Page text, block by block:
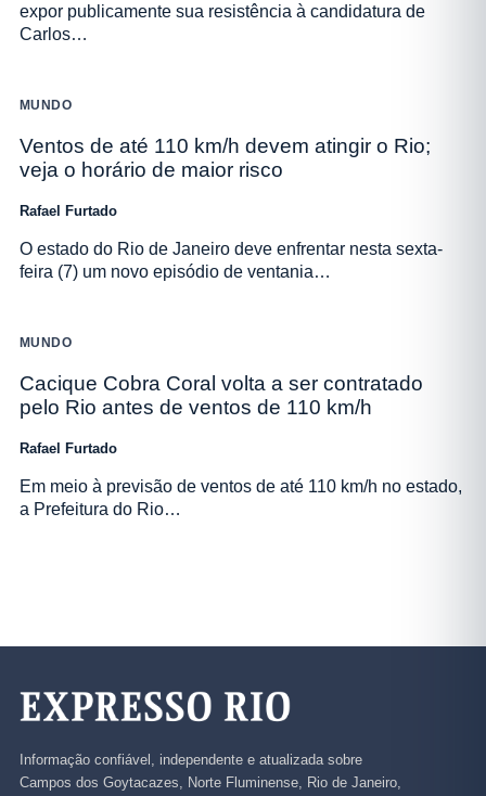
expor publicamente sua resistência à candidatura de
Carlos…
MUNDO
Ventos de até 110 km/h devem atingir o Rio;
veja o horário de maior risco
Rafael Furtado
O estado do Rio de Janeiro deve enfrentar nesta sexta-
feira (7) um novo episódio de ventania…
MUNDO
Cacique Cobra Coral volta a ser contratado
pelo Rio antes de ventos de 110 km/h
Rafael Furtado
Em meio à previsão de ventos de até 110 km/h no estado,
a Prefeitura do Rio…
Informação confiável, independente e atualizada sobre
Campos dos Goytacazes, Norte Fluminense, Rio de Janeiro,